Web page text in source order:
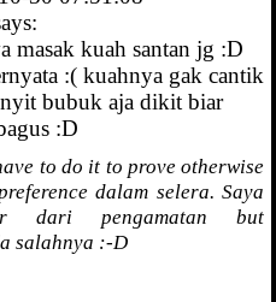
masak kuah santan jg :D
:( kuahnya gak cantik
bubuk aja dikit biar
:D
to do it to prove otherwise
dalam selera. Saya
dari pengamatan but
salahnya :-D